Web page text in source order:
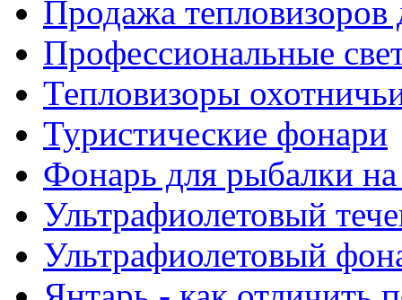
Продажа тепловизоров
Профессиональные
Тепловизоры
Туристические фонари
Фонарь для рыбалки на
Ультрафиолетовый
Ультрафиолетовый